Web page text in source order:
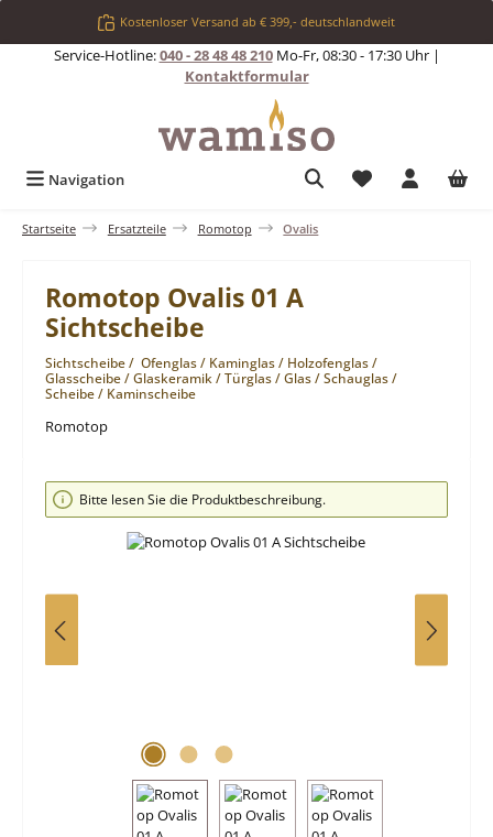
Zum Hauptinhalt springenKostenloser Versand ab € 399,- deutschlandweit
Service-Hotline:040 - 28 48 48 210Mo-Fr, 08:30 - 17:30 Uhr |
Kontaktformular
Navigation Du hast 0
Startseite Ersatzteile Romotop Ovalis
Romotop Ovalis 01 A
Sichtscheibe
Sichtscheibe / Ofenglas / Kaminglas / Holzofenglas /
Glasscheibe / Glaskeramik / Türglas / Glas / Schauglas /
Scheibe / Kaminscheibe
Romotop
Bildergalerie überspringen
Bitte lesen Sie die Produktbeschreibung.